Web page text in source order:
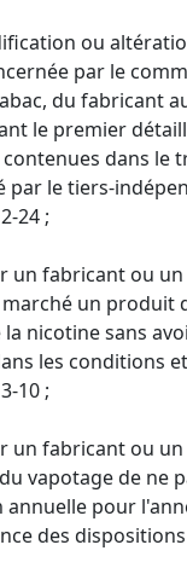
ou
par le
du fabricant
le premier
dans le
par le tiers-
24 ;
un fabricant ou
un produit
nicotine sans
les conditions
10 ;
un fabricant ou
vapotage de ne
annuelle pour
des